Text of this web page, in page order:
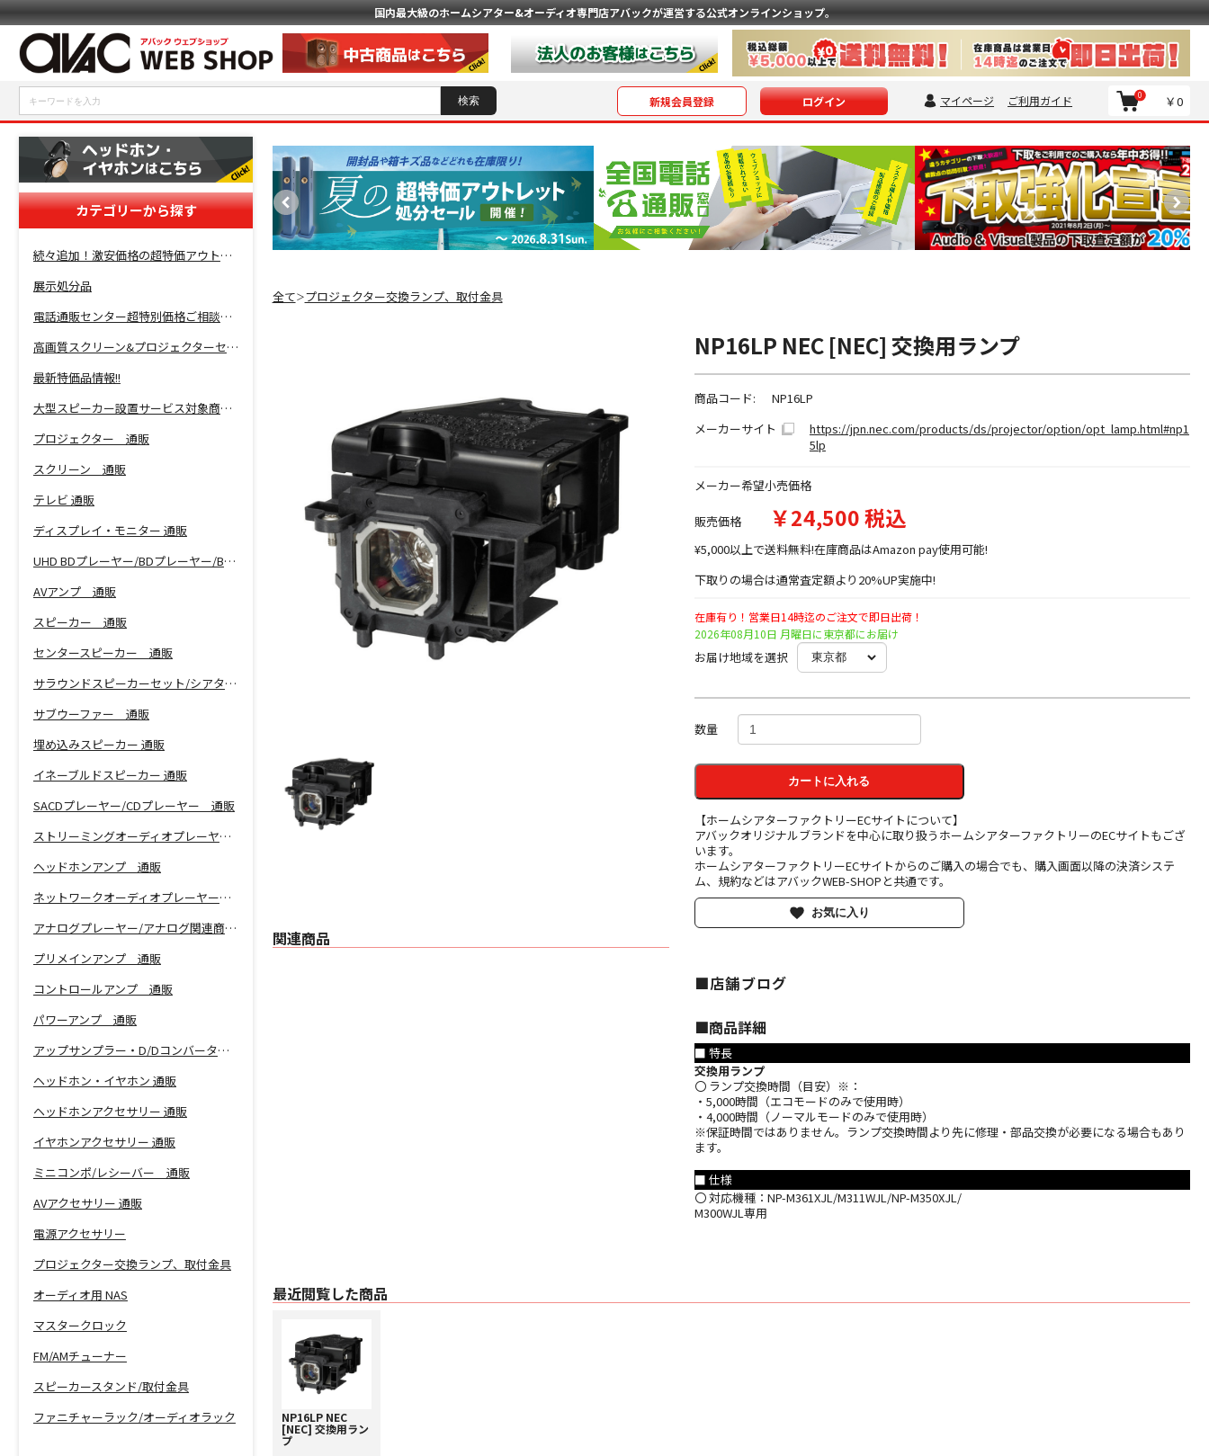
国内最大級のホームシアター&オーディオ専門店アバックが運営する公式オンラインショップ。
新規会員登録 ログイン マイページ ご利用ガイド ￥0
0
カテゴリーから探す
続々追加！激安価格の超特価アウトレットセール開催！
展示処分品
電話通販センター超特別価格ご相談コーナー！
高画質スクリーン&プロジェクターセット超特価！
最新特価品情報!!
大型スピーカー設置サービス対象商品！
プロジェクター 通販
スクリーン 通販
テレビ 通販
ディスプレイ・モニター 通販
UHD BDプレーヤー/BDプレーヤー/BDレコーダー 通販
AVアンプ 通販
スピーカー 通販
センタースピーカー 通販
サラウンドスピーカーセット/シアターバー 通販
サブウーファー 通販
埋め込みスピーカー 通販
イネーブルドスピーカー 通販
SACDプレーヤー/CDプレーヤー 通販
ストリーミングオーディオプレーヤー 通販
ヘッドホンアンプ 通販
ネットワークオーディオプレーヤー 通販
アナログプレーヤー/アナログ関連商品 通販
プリメインアンプ 通販
コントロールアンプ 通販
パワーアンプ 通販
アップサンプラー・D/Dコンバーター 通販
ヘッドホン・イヤホン 通販
ヘッドホンアクセサリー 通販
イヤホンアクセサリー 通販
ミニコンポ/レシーバー 通販
AVアクセサリー 通販
電源アクセサリー
プロジェクター交換ランプ、取付金具
オーディオ用 NAS
マスタークロック
FM/AMチューナー
スピーカースタンド/取付金具
ファニチャーラック/オーディオラック
全て＞プロジェクター交換ランプ、取付金具
関連商品
NP16LP NEC [NEC] 交換用ランプ
商品コード:
NP16LP
メーカーサイト
https://jpn.nec.com/products/ds/projector/option/opt_lamp.html#np1
5lp
メーカー希望小売価格
販売価格 ￥24,500 税込
¥5,000以上で送料無料!在庫商品はAmazon pay使用可能!
下取りの場合は通常査定額より20%UP実施中!
在庫有り！営業日14時迄のご注文で即日出荷！
2026年08月10日 月曜日に東京都にお届け
お届け地域を選択
数量
カートに入れる
【ホームシアターファクトリーECサイトについて】
アバックオリジナルブランドを中心に取り扱うホームシアターファクトリーのECサイトもござ
います。
ホームシアターファクトリーECサイトからのご購入の場合でも、購入画面以降の決済システ
ム、規約などはアバックWEB-SHOPと共通です。
お気に入り
■店舗ブログ
■︎商品詳細
■ 特長
交換用ランプ
〇 ランプ交換時間（目安）※：
・5,000時間（エコモードのみで使用時）
・4,000時間（ノーマルモードのみで使用時）
※保証時間ではありません。ランプ交換時間より先に修理・部品交換が必要になる場合もあり
ます。
■ 仕様
〇 対応機種：NP-M361XJL/M311WJL/NP-M350XJL/
M300WJL専用
最近閲覧した商品
NP16LP NEC
[NEC] 交換用ラン
プ